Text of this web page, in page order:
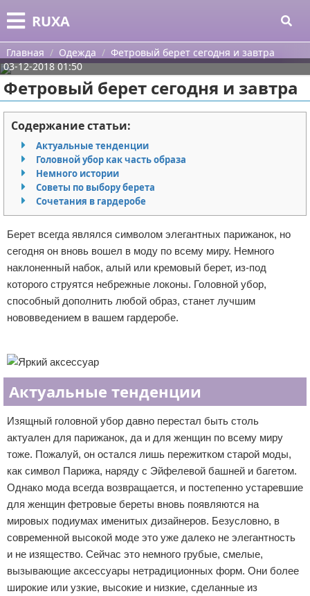
RUXA
Меню
Главная
Категории
Уход за кожей
Одежда
Шоппинг
Подарки
Украшения
Косметика
Уход за волосами
Макияж
СПА процедуры
Парфюмерия
Прически
Разное
Уход за лицом
Хирургия
Поиск
О проекте
Контакты
Сотрудничество
Размещение рекламы
Для правообладателей
Условия предоставления информации
Главная Одежда
Фетровый берет сегодня и завтра
03-12-2018 01:50
Фетровый берет сегодня и завтра
Содержание статьи:
Актуальные тенденции
Головной убор как часть образа
Немного истории
Советы по выбору берета
Сочетания в гардеробе
Берет всегда являлся символом элегантных парижанок, но
сегодня он вновь вошел в моду по всему миру. Немного
наклоненный набок, алый или кремовый берет, из-под
которого струятся небрежные локоны. Головной убор,
способный дополнить любой образ, станет лучшим
нововведением в вашем гардеробе.
Актуальные тенденции
Изящный головной убор давно перестал быть столь
актуален для парижанок, да и для женщин по всему миру
тоже. Пожалуй, он остался лишь пережитком старой моды,
как символ Парижа, наряду с Эйфелевой башней и багетом.
Однако мода всегда возвращается, и постепенно устаревшие
для женщин фетровые береты вновь появляются на
мировых подиумах именитых дизайнеров. Безусловно, в
современной высокой моде это уже далеко не элегантность
и не изящество. Сейчас это немного грубые, смелые,
вызывающие аксессуары нетрадиционных форм. Они более
широкие или узкие, высокие и низкие, сделанные из